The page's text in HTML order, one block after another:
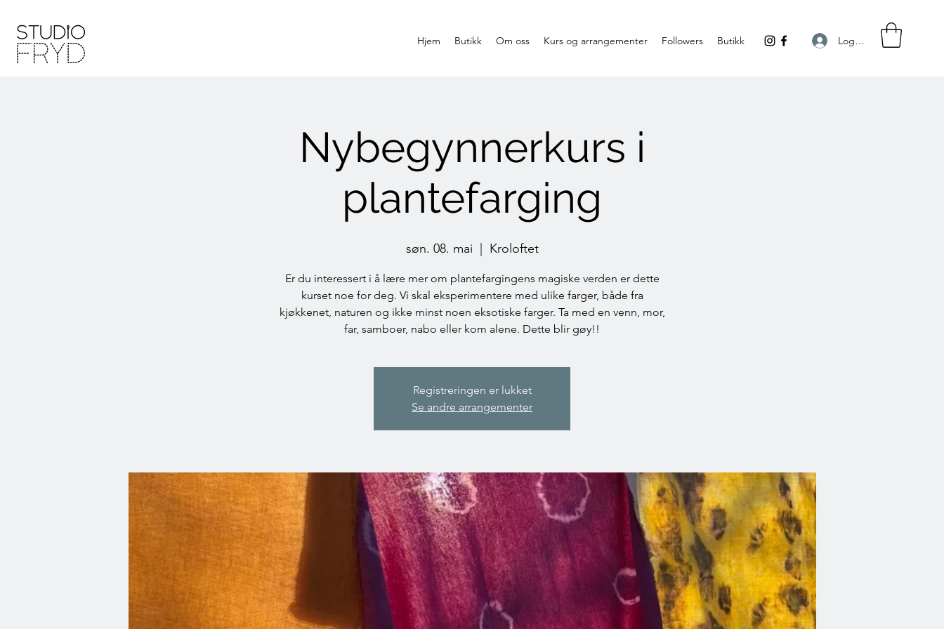
Hjem Butikk Om oss Kurs og arrangementer Followers Butikk Logg inn
Nybegynnerkurs i
plantefarging
søn. 08. mai Kroloftet
Er du interessert i å lære mer om plantefargingens magiske verden er dette
kurset noe for deg. Vi skal eksperimentere med ulike farger, både fra
kjøkkenet, naturen og ikke minst noen eksotiske farger. Ta med en venn, mor,
far, samboer, nabo eller kom alene. Dette blir gøy!!
Registreringen er lukket
Se andre arrangementer